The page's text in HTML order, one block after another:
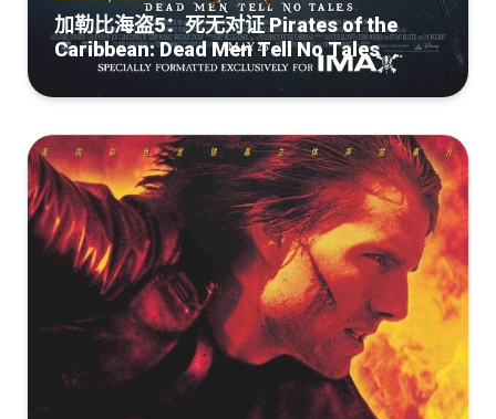
加勒比海盗5：死无对证 Pirates of the
Caribbean: Dead Men Tell No Tales